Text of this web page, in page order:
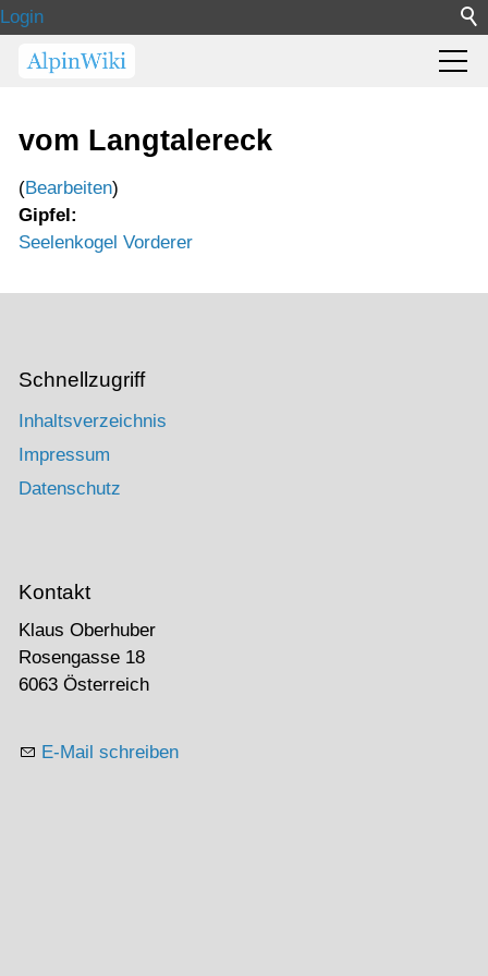
Login
vom Langtalereck
(Bearbeiten)
Gipfel:
Seelenkogel Vorderer
Schnellzugriff
Inhaltsverzeichnis
Impressum
Datenschutz
Kontakt
Klaus Oberhuber
Rosengasse 18
6063 Österreich
E-Mail schreiben